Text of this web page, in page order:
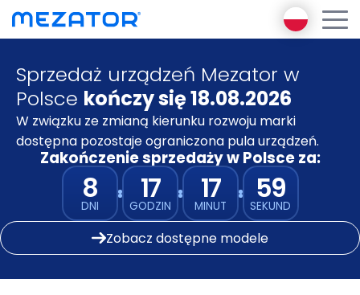
Produkty
Encyklopedia Diagnostyki
Funkcjonalnej
Mezator BRT 2 gen
Mezator HealthPack
Pakiet premium
O nas
Ambasador Mezator
E-learning
Mezator AI
Blog
Kontakt
Zaloguj się
Sprzedaż urządzeń Mezator w
Polsce kończy się 18.08.2026
W związku ze zmianą kierunku rozwoju marki
dostępna pozostaje ograniczona pula urządzeń.
Zakończenie sprzedaży w Polsce za:
8
DNI
17
GODZIN
17
MINUT
59
SEKUND
Zobacz dostępne modele